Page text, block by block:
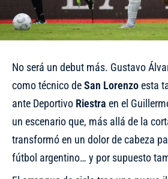
No será un debut más. Gustavo
como técnico deSan Lorenzoesta
ante Deportivo Riestra en el
un escenario que, más allá de la
transformó en un dolor de cabeza
fútbol argentino… y por supuesto